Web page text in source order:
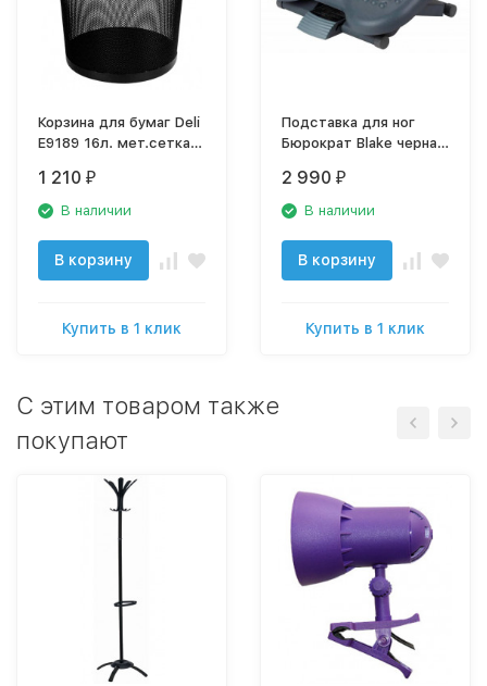
Корзина для бумаг Deli
E9189 16л. мет.сетка
1 210 ₽
В наличии
В корзину
Купить в 1 клик
Подставка для ног
Бюрократ Blake черная
2 990 ₽
В наличии
В корзину
Купить в 1 клик
C этим товаром также
покупают